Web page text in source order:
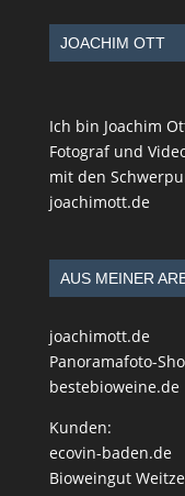
JOACHIM OTT
Ich bin Joachim
Fotograf und
mit den
joachimott.de
AUS MEINER
joachimott.de
Panoramafoto-
bestebioweine.de
Kunden:
ecovin-baden.de
Bioweingut